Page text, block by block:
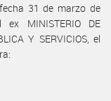
31 de marzo de
ex MINISTERIO DE
Y SERVICIOS, el